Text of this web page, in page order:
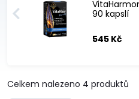
90 kapslí
545 Kč
Celkem nalezeno 4 produktů